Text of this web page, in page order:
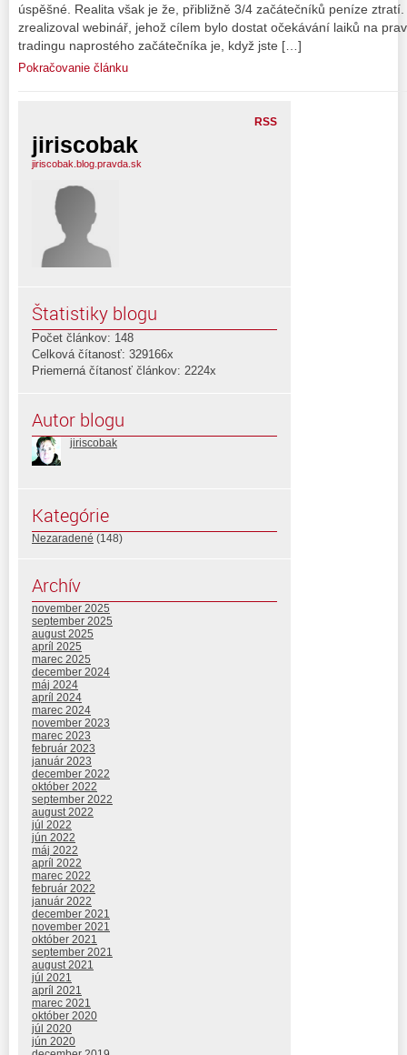
úspěšné. Realita však je že, přibližně 3/4 začátečníků peníze
zrealizoval webinář, jehož cílem bylo dostat očekávání laiků na
tradingu naprostého začátečníka je, když jste […]
Pokračovanie článku
RSS
jiriscobak
jiriscobak.blog.pravda.sk
Štatistiky blogu
Počet článkov: 148
Celková čítanosť: 329166x
Priemerná čítanosť článkov: 2224x
Autor blogu
jiriscobak
Kategórie
Nezaradené (148)
Archív
november 2025
september 2025
august 2025
apríl 2025
marec 2025
december 2024
máj 2024
apríl 2024
marec 2024
november 2023
marec 2023
február 2023
január 2023
december 2022
október 2022
september 2022
august 2022
júl 2022
jún 2022
máj 2022
apríl 2022
marec 2022
február 2022
január 2022
december 2021
november 2021
október 2021
september 2021
august 2021
júl 2021
apríl 2021
marec 2021
október 2020
júl 2020
jún 2020